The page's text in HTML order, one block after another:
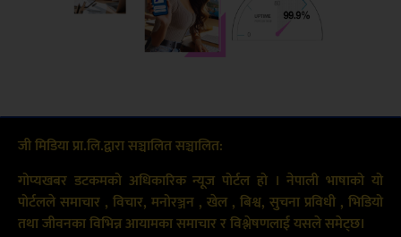
जी मिडिया प्रा.लि.द्वारा सञ्चालित सञ्चालित:
गोप्यखबर डटकमको अधिकारिक न्यूज पोर्टल हो । नेपाली भाषाको यो
पोर्टलले समाचार , विचार, मनोरञ्जन , खेल , बिश्व, सुचना प्रविधी , भिडियो
तथा जीवनका विभिन्न आयामका समाचार र विश्लेषणलाई यसले समेट्छ।